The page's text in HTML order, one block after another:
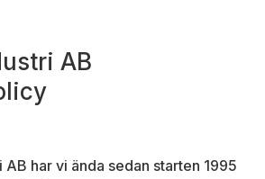
AB
AB har vi ända sedan starten 1995